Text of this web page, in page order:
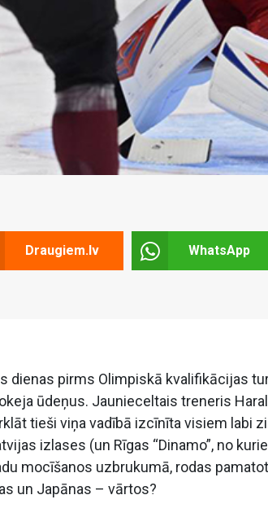
Draugiem.lv WhatsApp
dienas pirms Olimpiskā kvalifikācijas
ūdeņus. Jaunieceltais treneris
tieši viņa vadībā izcīnīta visiem labi
izlases (un Rīgas “Dinamo”, no
mocīšanos uzbrukumā, rodas
un Japānas – vārtos?